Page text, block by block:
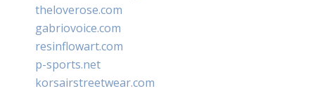
theloverose.com
gabriovoice.com
resinflowart.com
p-sports.net
korsairstreetwear.com